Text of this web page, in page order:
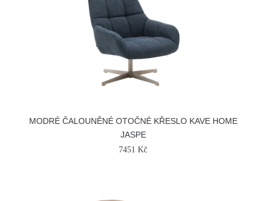
MODRÉ ČALOUNĚNÉ OTOČNÉ KŘESLO KAVE HOME
JASPE
7451 Kč